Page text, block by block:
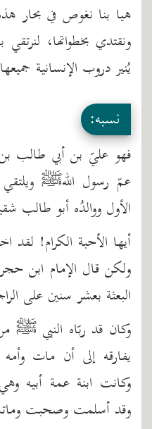
هيا بنا نغوص في بحار
ونقتدي بخطواتها، لنرتقي
يُنير دروب الإنسانية
نسبه:
فهو عليّ بن أبي طالب
عمّ رسول اللهﷺ
الأول ووالدُه أبو طالب
أيها الأحبة الكرام! لقد
ولكن قال الإمام ابن
البعثة بعشر سنين على
وكان قد ربّاه النبي ﷺ
يفارقه إلى أن مات
وكانت ابنة عمة أبيه
وقد أسلمت وصحبت